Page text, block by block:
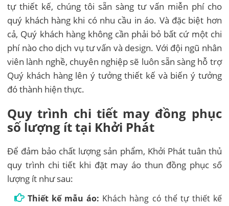
tự thiết kế, chúng tôi sẵn sàng tư vấn miễn phí cho
quý khách hàng khi có nhu cầu in áo. Và đặc biệt hơn
cả, Quý khách hàng không cần phải bỏ bất cứ một chi
phí nào cho dịch vụ tư vấn và design. Với đội ngũ nhân
viên lành nghề, chuyên nghiệp sẽ luôn sẵn sàng hỗ trợ
Quý khách hàng lên ý tưởng thiết kế và biến ý tưởng
đó thành hiện thực.
Quy trình chi tiết may đồng phục
số lượng ít tại Khởi Phát
Để đảm bảo chất lượng sản phẩm, Khởi Phát tuân thủ
quy trình chi tiết khi đặt may áo thun đồng phục số
lượng ít như sau:
Thiết kế mẫu áo: Khách hàng có thể tự thiết kế